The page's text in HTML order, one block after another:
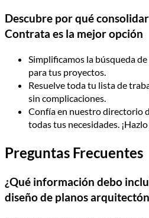
Descubre por qué
Contrata es la mejor opción
Simplificamos la búsqueda
para tus proyectos.
Resuelve toda tu lista de
sin complicaciones.
Confía en nuestro directorio
todas tus necesidades.
Preguntas Frecuentes
¿Qué información debo
diseño de planos